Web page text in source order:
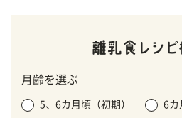
月齢を選ぶ
5、6カ月頃（初期） 6カ